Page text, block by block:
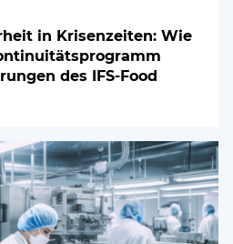
in Krisenzeiten: Wie
des IFS-Food